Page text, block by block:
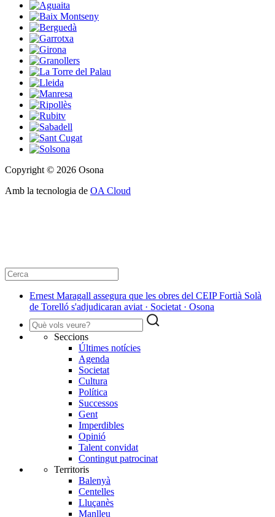
Copyright © 2026 Osona
Amb la tecnologia de OA Cloud
Ernest Maragall assegura que les obres del CEIP Fortià Solà
de Torelló s'adjudicaran aviat · Societat · Osona
Seccions
Últimes notícies
Agenda
Societat
Cultura
Política
Successos
Gent
Imperdibles
Opinió
Talent convidat
Contingut patrocinat
Territoris
Balenyà
Centelles
Lluçanès
Manlleu